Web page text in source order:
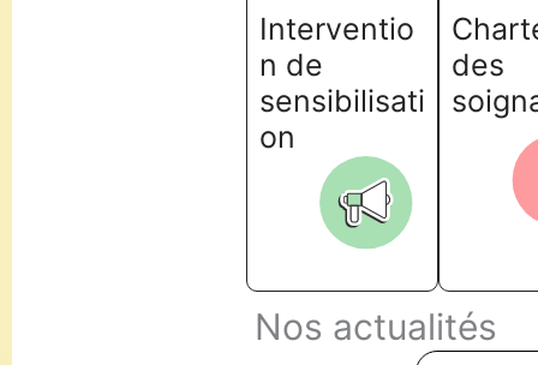
Interventio
n de
sensibilisati
on
des
Nos actualités